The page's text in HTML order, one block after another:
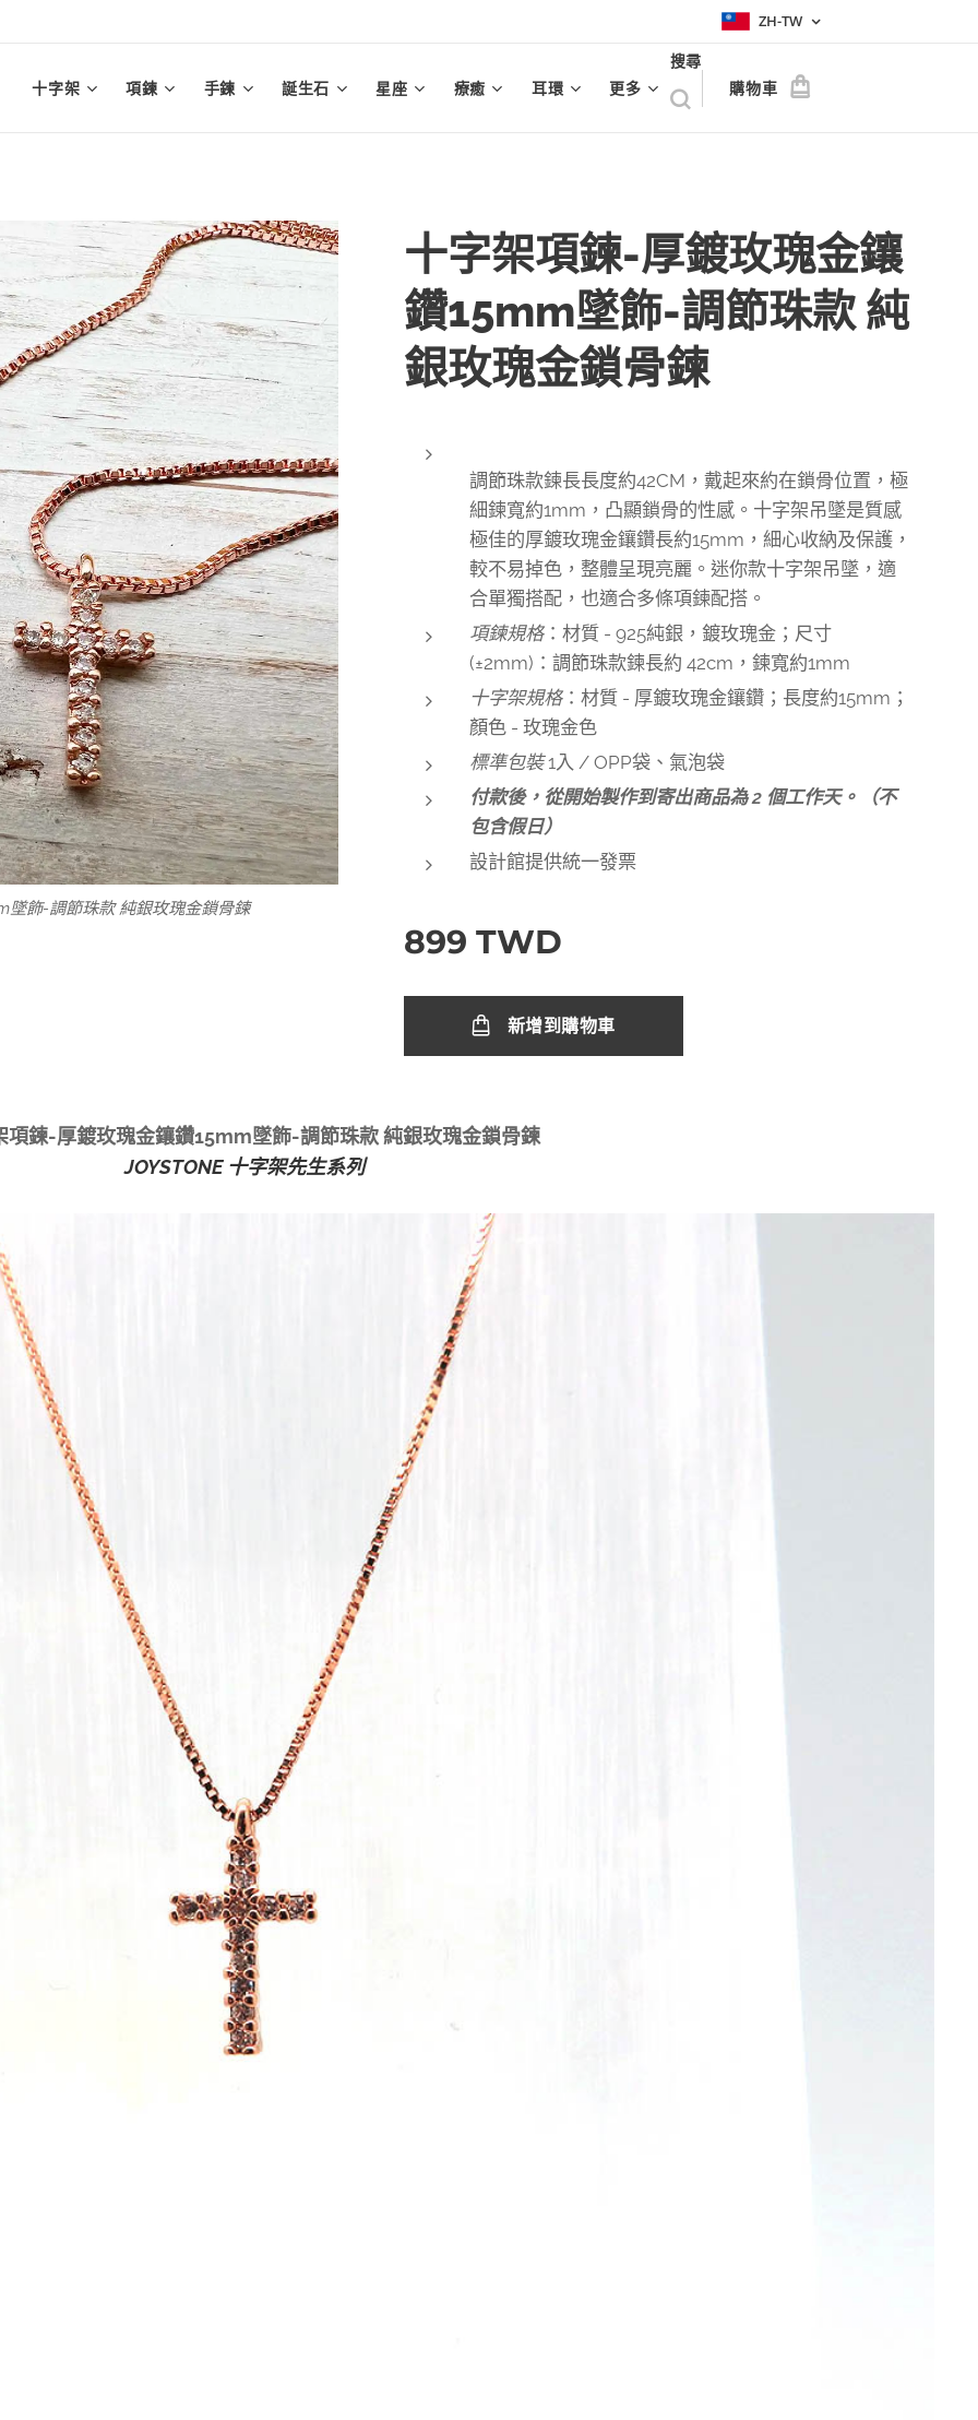
ZH-TW
十字架 項鍊 手鍊 誕生石 星座 療癒 耳環 更多
搜尋
購物車
十字架項鍊-厚鍍玫瑰金鑲
鑽15mm墜飾-調節珠款 純
銀玫瑰金鎖骨鍊
墜飾-調節珠款 純銀玫瑰金鎖骨鍊
墜飾-純銀玫瑰金40cm鎖骨鍊
15mm墜飾-純銀玫瑰金40cm鎖骨鍊
金鑲鑽15mm墜飾-純銀玫瑰金
鑽15mm墜飾-純銀玫瑰金 佩戴示意
調節珠款鍊長長度約42CM，戴起來約在鎖骨位置，極
細鍊寬約1mm，凸顯鎖骨的性感。十字架吊墜是質感
極佳的厚鍍玫瑰金鑲鑽長約15mm，細心收納及保護，
較不易掉色，整體呈現亮麗。迷你款十字架吊墜，適
合單獨搭配，也適合多條項鍊配搭。
項鍊規格：材質 - 925純銀，鍍玫瑰金；尺寸
(±2mm)：調節珠款鍊長約 42cm，鍊寬約1mm
十字架規格：材質 - 厚鍍玫瑰金鑲鑽；長度約15mm；
顏色 - 玫瑰金色
標準包裝1入 / OPP袋、氣泡袋
付款後，從開始製作到寄出商品為 2 個工作天。（不
包含假日）
設計館提供統一發票
899 TWD
新增到購物車
項鍊-厚鍍玫瑰金鑲鑽15mm墜飾-調節珠款 純銀玫瑰金鎖骨鍊
JOYSTONE 十字架先生系列